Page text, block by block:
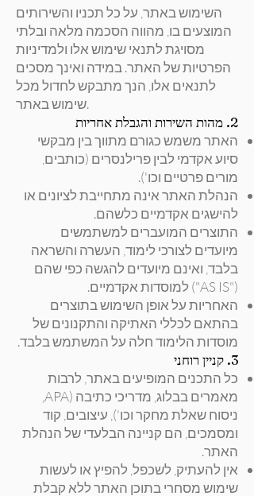
השימוש באתר, על כל תכניו והשירותים
המוצעים בו, מהווה הסכמה מלאה ובלתי
מסויגת לתנאי שימוש אלו ולמדיניות
הפרטיות של האתר. במידה ואינך מסכים
לתנאים אלו, הנך מתבקש לחדול מכל
שימוש באתר.
2. מהות השירות והגבלת אחריות
האתר משמש כגורם מתווך בין מבקשי
סיוע אקדמי לבין פרילנסרים (כותבים,
מורים פרטיים וכו').
הנהלת האתר אינה מתחייבת לציונים או
להישגים אקדמיים כלשהם.
התוצרים המועברים למשתמשים
מיועדים לצורכי לימוד, העשרה והשראה
בלבד, ואינם מיועדים להגשה כפי שהם
("AS IS") למוסדות אקדמיים.
האחריות על אופן השימוש בתוצרים
בהתאם לכללי האתיקה והתקנונים של
מוסדות הלימוד חלה על המשתמש בלבד.
3. קניין רוחני
כל התכנים המופיעים באתר, לרבות
ניסוח שאלת מחקר וכו'), עיצובים, קוד
ומסמכים, הם קניינה הבלעדי של הנהלת
האתר.
אין להעתיק, לשכפל, להפיץ או לעשות
שימוש מסחרי בתוכן האתר ללא קבלת